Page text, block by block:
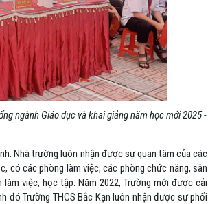
ngành Giáo dục và khai giảng năm học mới 2025 -
Nhà trường luôn nhận được sự quan tâm của các
có các phòng làm việc, các phòng chức năng, sân
việc, học tập . Năm 2022, Trường mới được cải
đóTrường THCS Bắc Kạn luôn nhận được sự phối